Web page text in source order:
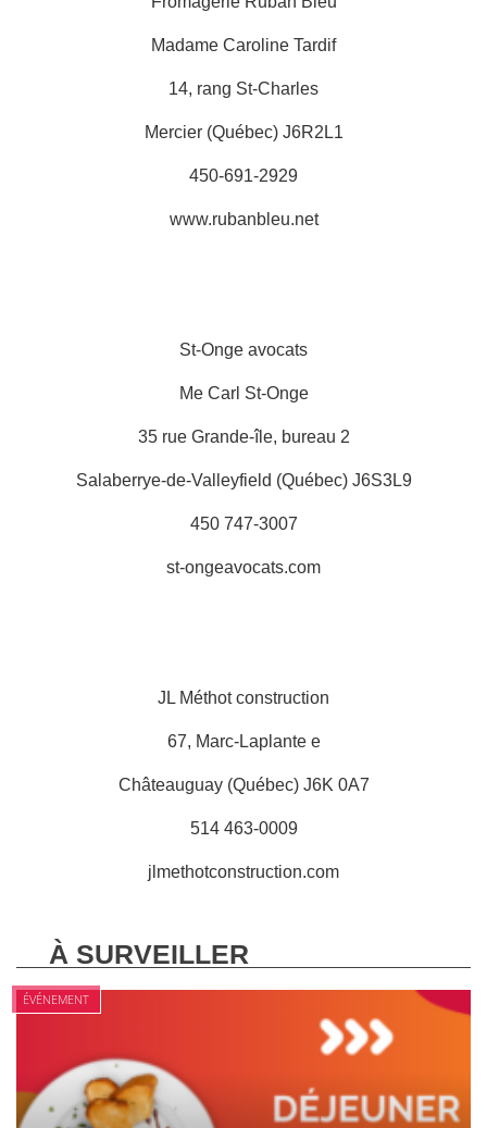
Madame Caroline Tardif
14, rang St-Charles
Mercier (Québec) J6R2L1
450-691-2929
www.rubanbleu.net
St-Onge avocats
Me Carl St-Onge
35 rue Grande-île, bureau 2
Salaberrye-de-Valleyfield (Québec) J6S3L9
450 747-3007
st-ongeavocats.com
JL Méthot construction
67, Marc-Laplante e
Châteauguay (Québec) J6K 0A7
514 463-0009
jlmethotconstruction.com
À SURVEILLER
ÉVÉNEMENT